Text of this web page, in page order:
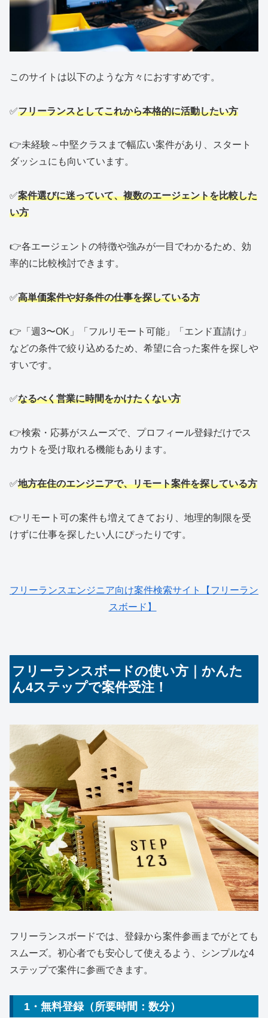
このサイトは以下のような方々におすすめです。
✅フリーランスとしてこれから本格的に活動したい方
👉未経験～中堅クラスまで幅広い案件があり、スタート
ダッシュにも向いています。
✅案件選びに迷っていて、複数のエージェントを比較した
い方
👉各エージェントの特徴や強みが一目でわかるため、効
率的に比較検討できます。
✅高単価案件や好条件の仕事を探している方
👉「週3〜OK」「フルリモート可能」「エンド直請け」
などの条件で絞り込めるため、希望に合った案件を探しや
すいです。
✅なるべく営業に時間をかけたくない方
👉検索・応募がスムーズで、プロフィール登録だけでス
カウトを受け取れる機能もあります。
✅地方在住のエンジニアで、リモート案件を探している方
👉リモート可の案件も増えてきており、地理的制限を受
けずに仕事を探したい人にぴったりです。
フリーランスエンジニア向け案件検索サイト【フリーラン
スボード】
フリーランスボードの使い方｜かんた
ん4ステップで案件受注！
フリーランスボードでは、登録から案件参画までがとても
スムーズ。初心者でも安心して使えるよう、シンプルな4
ステップで案件に参画できます。
1・無料登録（所要時間：数分）